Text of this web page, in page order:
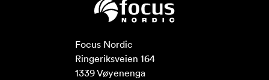
Focus Nordic
Ringeriksveien 164
1339 Vøyenenga